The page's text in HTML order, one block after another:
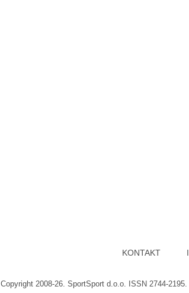
KONTAKT
Copyright 2008-26. SportSport d.o.o. ISSN 2744-